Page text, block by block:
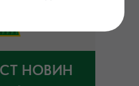
НОВИН